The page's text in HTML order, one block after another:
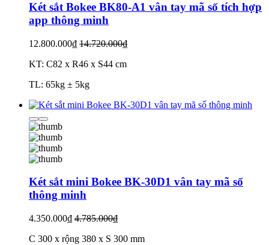
Két sắt Bokee BK80-A1 vân tay mã số tích hợp
app thông minh
12.800.000₫ 14.720.000₫
KT: C82 x R46 x S44 cm
TL: 65kg ± 5kg
Két sắt mini Bokee BK-30D1 vân tay mã số
thông minh
4.350.000₫ 4.785.000₫
C 300 x rộng 380 x S 300 mm